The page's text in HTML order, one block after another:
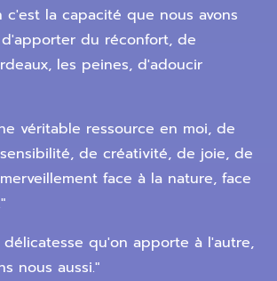
c'est la capacité que nous avons
du réconfort, de
les peines, d'adoucir
véritable ressource en moi, de
de créativité, de joie, de
face à la nature, face
qu'on apporte à l'autre,
nous aussi."